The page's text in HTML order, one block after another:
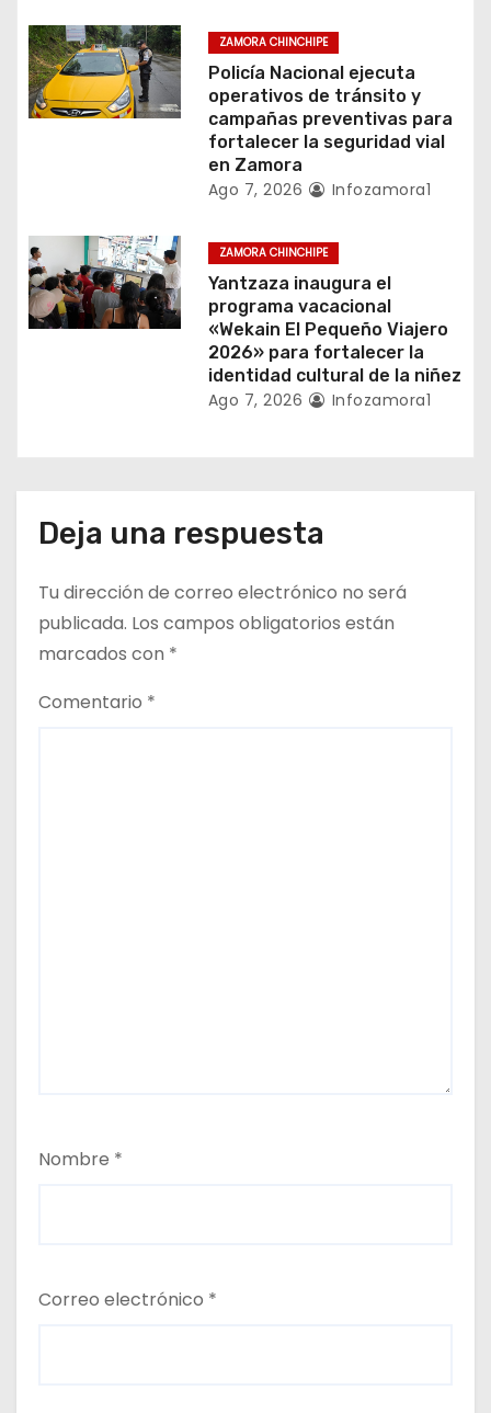
r
a
d
ZAMORA CHINCHIPE
Policía Nacional ejecuta
operativos de tránsito y
campañas preventivas para
fortalecer la seguridad vial
en Zamora
Ago 7, 2026 Infozamora1
ZAMORA CHINCHIPE
Yantzaza inaugura el
programa vacacional
«Wekain El Pequeño Viajero
2026» para fortalecer la
identidad cultural de la niñez
Ago 7, 2026 Infozamora1
Deja una respuesta
Tu dirección de correo electrónico no será
publicada. Los campos obligatorios están
marcados con *
Comentario *
Nombre *
Correo electrónico *